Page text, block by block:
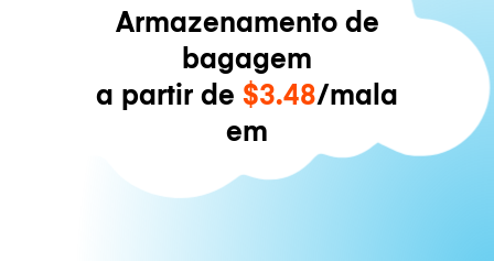
Armazenamento de
bagagem
a partir de $3.48/mala
em